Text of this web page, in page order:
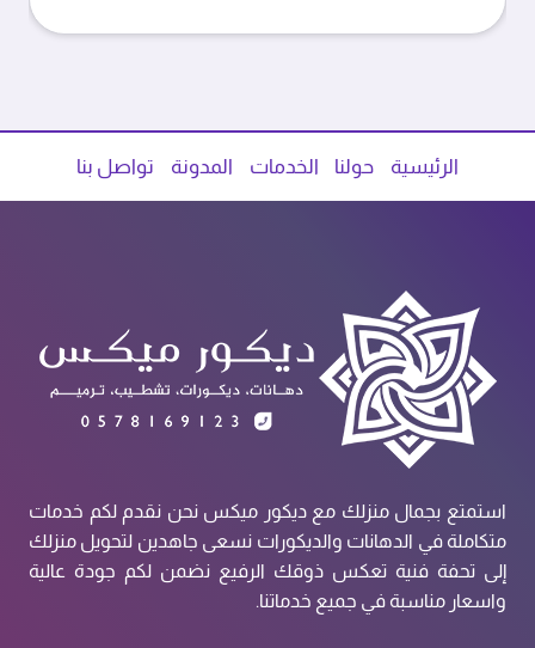
الرئيسية حولنا الخدمات المدونة تواصل بنا
استمتع بجمال منزلك مع ديكور ميكس نحن نقدم لكم خدمات
متكاملة في الدهانات والديكورات نسعى جاهدين لتحويل منزلك
إلى تحفة فنية تعكس ذوقك الرفيع نضمن لكم جودة عالية
واسعار مناسبة في جميع خدماتنا.